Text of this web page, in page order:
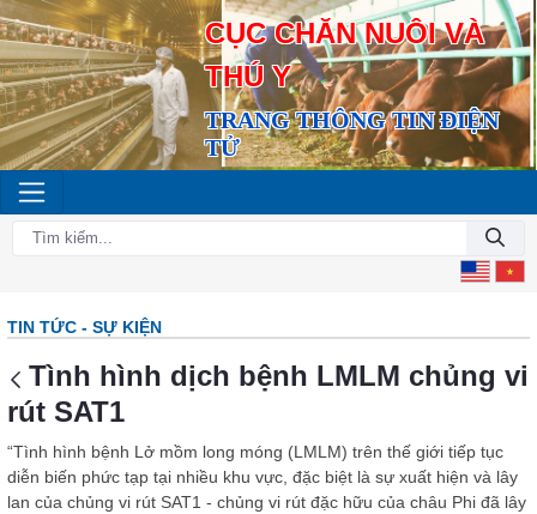
CỤC CHĂN NUÔI VÀ
THÚ Y
TRANG THÔNG TIN ĐIỆN
TỬ
TIN TỨC - SỰ KIỆN
Tình hình dịch bệnh LMLM chủng vi
rút SAT1
“Tình hình bệnh Lở mồm long móng (LMLM) trên thế giới tiếp tục
diễn biến phức tạp tại nhiều khu vực, đặc biệt là sự xuất hiện và lây
lan của chủng vi rút SAT1 - chủng vi rút đặc hữu của châu Phi đã lây